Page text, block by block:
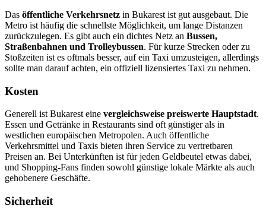
Das öffentliche Verkehrsnetz in Bukarest ist gut ausgebaut. Die
Metro ist häufig die schnellste Möglichkeit, um lange Distanzen
zurückzulegen. Es gibt auch ein dichtes Netz an Bussen,
Straßenbahnen und Trolleybussen. Für kurze Strecken oder zu
Stoßzeiten ist es oftmals besser, auf ein Taxi umzusteigen, allerdings
sollte man darauf achten, ein offiziell lizensiertes Taxi zu nehmen.
Kosten
Generell ist Bukarest eine vergleichsweise preiswerte Hauptstadt.
Essen und Getränke in Restaurants sind oft günstiger als in
westlichen europäischen Metropolen. Auch öffentliche
Verkehrsmittel und Taxis bieten ihren Service zu vertretbaren
Preisen an. Bei Unterkünften ist für jeden Geldbeutel etwas dabei,
und Shopping-Fans finden sowohl günstige lokale Märkte als auch
gehobenere Geschäfte.
Sicherheit